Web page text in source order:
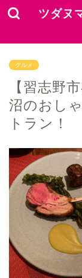
ツダヌ
グルメ
【習志野
沼のおし
トラン！